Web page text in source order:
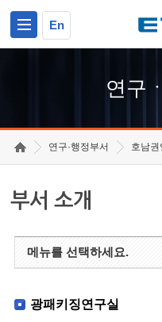
En
연구
연구·행정부서 호남권
부서 소개
메뉴를 선택하세요.
광패키징연구실